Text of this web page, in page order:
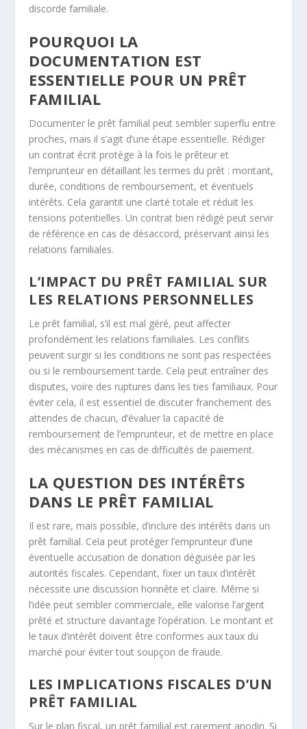
discorde familiale.
POURQUOI LA
DOCUMENTATION EST
ESSENTIELLE POUR UN PRÊT
FAMILIAL
Documenter le prêt familial peut sembler superflu entre
proches, mais il s’agit d’une étape essentielle. Rédiger
un contrat écrit protège à la fois le prêteur et
l’emprunteur en détaillant les termes du prêt : montant,
durée, conditions de remboursement, et éventuels
intérêts. Cela garantit une clarté totale et réduit les
tensions potentielles. Un contrat bien rédigé peut servir
de référence en cas de désaccord, préservant ainsi les
relations familiales.
L’IMPACT DU PRÊT FAMILIAL SUR
LES RELATIONS PERSONNELLES
Le prêt familial, s’il est mal géré, peut affecter
profondément les relations familiales. Les conflits
peuvent surgir si les conditions ne sont pas respectées
ou si le remboursement tarde. Cela peut entraîner des
disputes, voire des ruptures dans les ties familiaux. Pour
éviter cela, il est essentiel de discuter franchement des
attendes de chacun, d’évaluer la capacité de
remboursement de l’emprunteur, et de mettre en place
des mécanismes en cas de difficultés de paiement.
LA QUESTION DES INTÉRÊTS
DANS LE PRÊT FAMILIAL
Il est rare, mais possible, d’inclure des intérêts dans un
prêt familial. Cela peut protéger l’emprunteur d’une
éventuelle accusation de donation déguisée par les
autorités fiscales. Cependant, fixer un taux d’intérêt
nécessite une discussion honnête et claire. Même si
l’idée peut sembler commerciale, elle valorise l’argent
prêté et structure davantage l’opération. Le montant et
le taux d’intérêt doivent être conformes aux taux du
marché pour éviter tout soupçon de fraude.
LES IMPLICATIONS FISCALES D’UN
PRÊT FAMILIAL
Sur le plan fiscal, un prêt familial est rarement anodin. Si